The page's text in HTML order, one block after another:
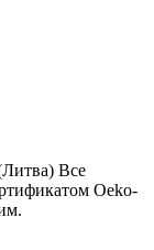
Все
Oeko-